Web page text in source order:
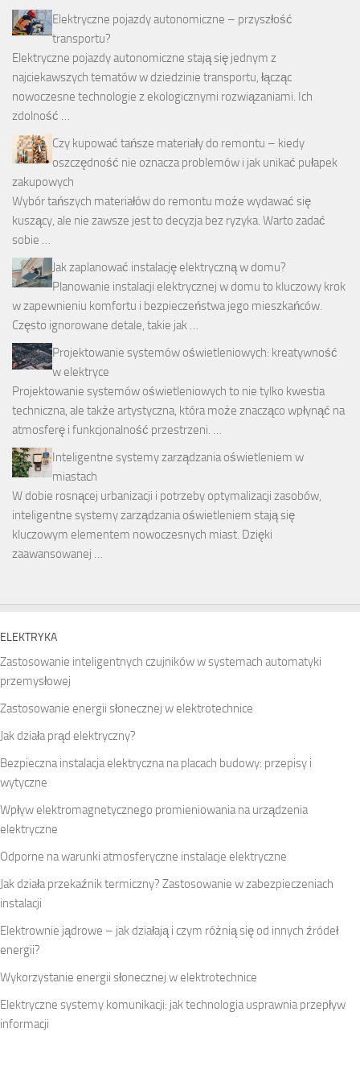
Elektryczne pojazdy autonomiczne – przyszłość
transportu?
Elektryczne pojazdy autonomiczne stają się jednym z
najciekawszych tematów w dziedzinie transportu, łącząc
nowoczesne technologie z ekologicznymi rozwiązaniami. Ich
zdolność …
Czy kupować tańsze materiały do remontu – kiedy
oszczędność nie oznacza problemów i jak unikać pułapek
zakupowych
Wybór tańszych materiałów do remontu może wydawać się
kuszący, ale nie zawsze jest to decyzja bez ryzyka. Warto zadać
sobie …
Jak zaplanować instalację elektryczną w domu?
Planowanie instalacji elektrycznej w domu to kluczowy krok
w zapewnieniu komfortu i bezpieczeństwa jego mieszkańców.
Często ignorowane detale, takie jak …
Projektowanie systemów oświetleniowych: kreatywność
w elektryce
Projektowanie systemów oświetleniowych to nie tylko kwestia
techniczna, ale także artystyczna, która może znacząco wpłynąć na
atmosferę i funkcjonalność przestrzeni. …
Inteligentne systemy zarządzania oświetleniem w
miastach
W dobie rosnącej urbanizacji i potrzeby optymalizacji zasobów,
inteligentne systemy zarządzania oświetleniem stają się
kluczowym elementem nowoczesnych miast. Dzięki
zaawansowanej …
ELEKTRYKA
Zastosowanie inteligentnych czujników w systemach automatyki
przemysłowej
Zastosowanie energii słonecznej w elektrotechnice
Jak działa prąd elektryczny?
Bezpieczna instalacja elektryczna na placach budowy: przepisy i
wytyczne
Wpływ elektromagnetycznego promieniowania na urządzenia
elektryczne
Odporne na warunki atmosferyczne instalacje elektryczne
Jak działa przekaźnik termiczny? Zastosowanie w zabezpieczeniach
instalacji
Elektrownie jądrowe – jak działają i czym różnią się od innych źródeł
energii?
Wykorzystanie energii słonecznej w elektrotechnice
Elektryczne systemy komunikacji: jak technologia usprawnia przepływ
informacji